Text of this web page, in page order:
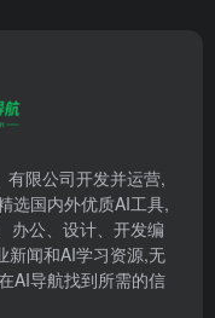
限公司开发并运营,
选国内外优质AI工具,
办公、设计、开发编
新闻和AI学习资源,无
AI导航找到所需的信